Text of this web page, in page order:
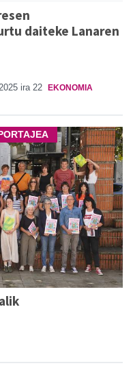
daiteke Lanaren
ira 22 EKONOMIA